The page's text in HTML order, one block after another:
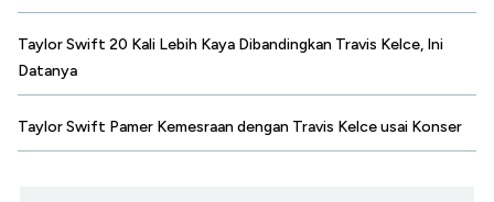
Taylor Swift 20 Kali Lebih Kaya Dibandingkan Travis Kelce, Ini
Datanya
Taylor Swift Pamer Kemesraan dengan Travis Kelce usai Konser